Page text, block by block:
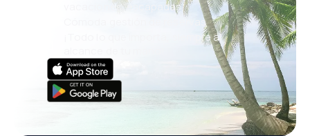
vacaciones, escapadas
Cómoda gestión de reservas
¡Todo lo que importa, siempre al